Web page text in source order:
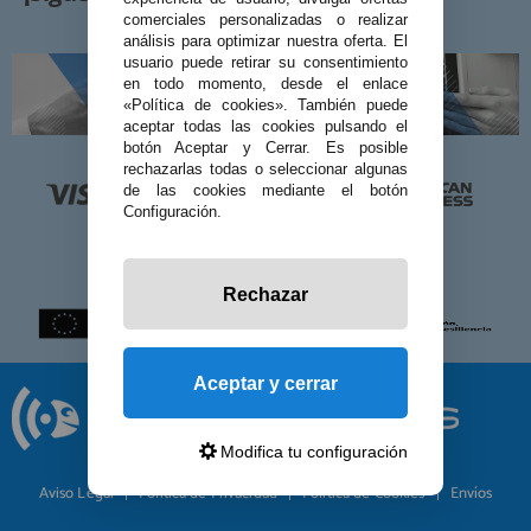
© 2026 Preciosadictos.com
Aviso Legal
Política de Privacidad Política de Cookies Envíos
comerciales personalizadas o realizar
análisis para optimizar nuestra oferta. El
usuario puede retirar su consentimiento
en todo momento, desde el enlace
«Política de cookies». También puede
aceptar todas las cookies pulsando el
botón Aceptar y Cerrar. Es posible
rechazarlas todas o seleccionar algunas
de las cookies mediante el botón
Configuración.
Rechazar
Aceptar y cerrar
Modifica tu configuración